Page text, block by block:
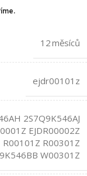
12 měsíců
ejdr00101z
2S7Q9K546AJ
EJDR00002Z
R00101Z R00301Z
W00301Z